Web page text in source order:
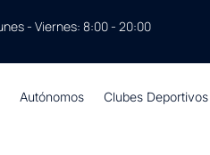
- Viernes: 8:00 - 20:00
Autónomos Clubes Deportivos